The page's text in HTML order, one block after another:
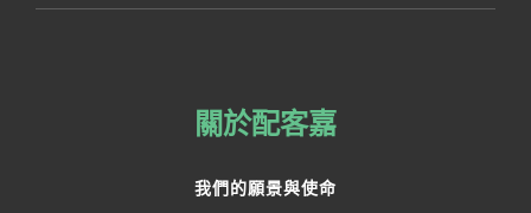
關於配客嘉
我們的願景與使命